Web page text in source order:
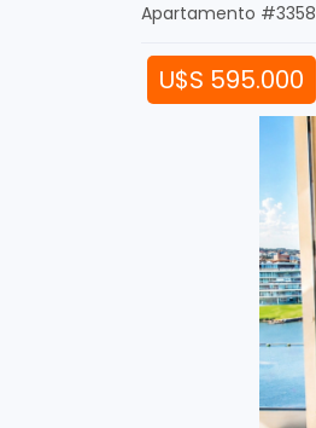
Apartamento #3358
U$S 595.000